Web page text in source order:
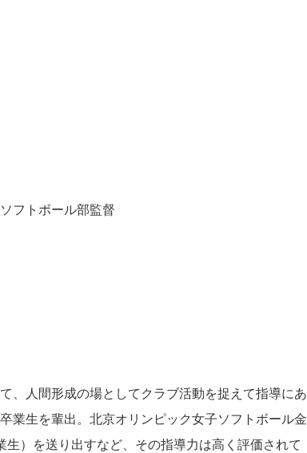
フトボール部監督
、人間形成の場としてクラブ活動を捉えて指導にあ
業生を輩出。北京オリンピック女子ソフトボール金
）を送り出すなど、その指導力は高く評価されて